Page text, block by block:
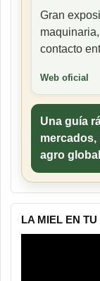
Gran
contacto
Web oficial
Una guía
mercados,
agro
LA MIEL EN